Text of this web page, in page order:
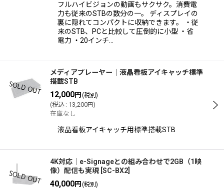
フルハイビジョンの動画もサクサク。消費電
力も従来のSTBの数分の一。 ディスプレイの
裏に隠れてコンパクトに収納できます。 ・従
来のSTB、PCと比較して圧倒的に小型 ・省
電力 ・20インチ…
メディアプレーヤー｜液晶看板アイキャッチ標準
搭載STB
12,000円 (税別)
(税込 : 13,200円)
在庫なし
液晶看板アイキャッチ用標準搭載STB
4K対応│e-Signageとの組み合わせで2GB（1映
像）配信も実現 SC-BX2
40,000円 (税別)